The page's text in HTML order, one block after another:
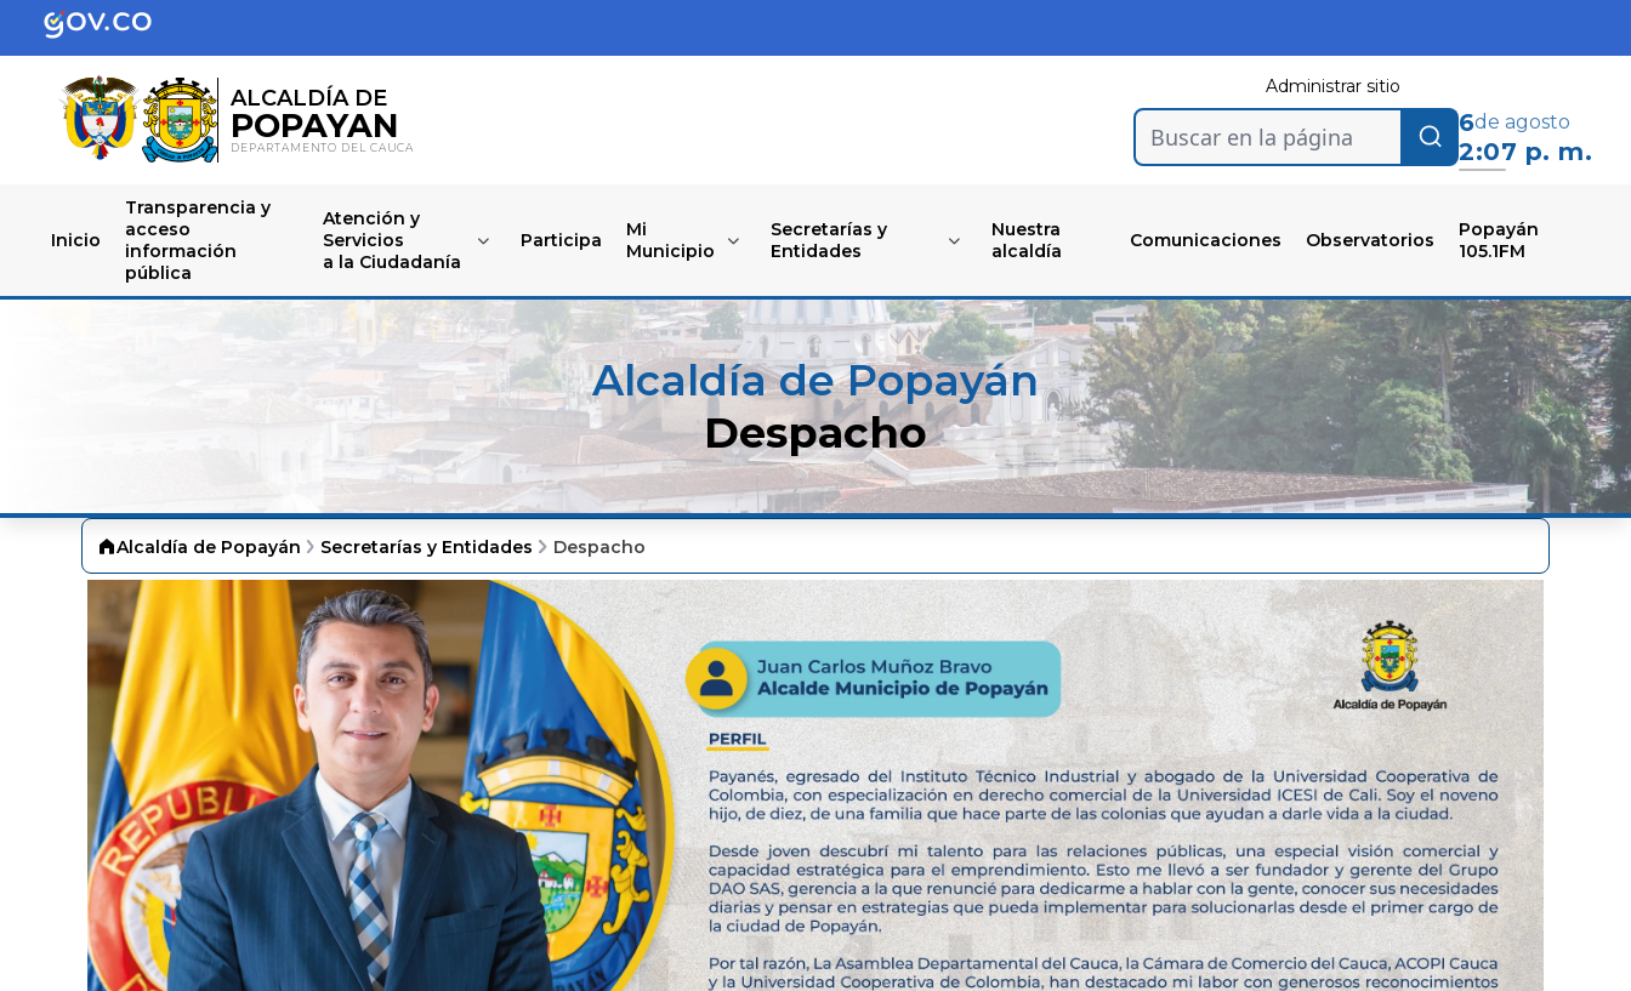
ALCALDÍA DE
POPAYAN
DEPARTAMENTO DEL CAUCA
Administrar sitio
Buscar en la página 6de agosto
2:07 p. m.
Inicio
Transparencia y
acceso
información
pública
Atención y
Servicios
a la Ciudadanía
Participa
Mi
Municipio
Secretarías y
Entidades
Nuestra
alcaldía
Comunicaciones Observatorios
Popayán
105.1FM
Alcaldía de Popayán
Despacho
Alcaldía de Popayán Secretarías y Entidades Despacho